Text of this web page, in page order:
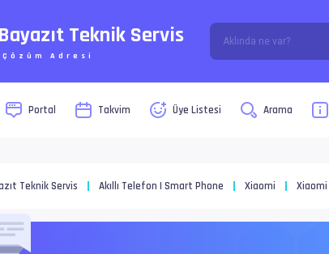
Teknik Servis
Adresi
Portal Takvim Üye Listesi Arama
Teknik Servis Akıllı Telefon | Smart Phone Xiaomi